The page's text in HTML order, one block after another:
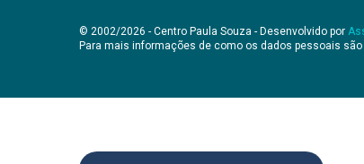
© 2002/2026 - Centro Paula Souza - Desenvolvido por
Para mais informações de como os dados pessoais